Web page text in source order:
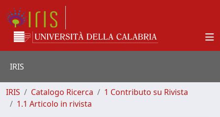
IRIS
IRIS Catalogo Ricerca
1 Contributo su Rivista
1.1 Articolo in rivista